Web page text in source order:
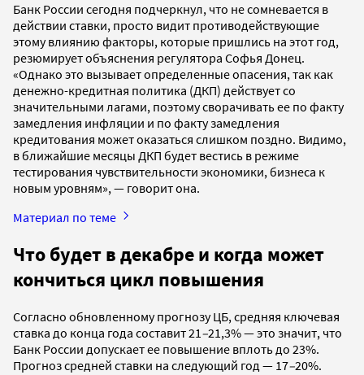
Банк России сегодня подчеркнул, что не сомневается в
действии ставки, просто видит противодействующие
этому влиянию факторы, которые пришлись на этот год,
резюмирует объяснения регулятора Софья Донец.
«Однако это вызывает определенные опасения, так как
денежно-кредитная политика (ДКП) действует со
значительными лагами, поэтому сворачивать ее по факту
замедления инфляции и по факту замедления
кредитования может оказаться слишком поздно. Видимо,
в ближайшие месяцы ДКП будет вестись в режиме
тестирования чувствительности экономики, бизнеса к
новым уровням», — говорит она.
Материал по теме
Что будет в декабре и когда может
кончиться цикл повышения
Согласно обновленному прогнозу ЦБ, средняя ключевая
ставка до конца года составит 21–21,3% — это значит, что
Банк России допускает ее повышение вплоть до 23%.
Прогноз средней ставки на следующий год — 17–20%.